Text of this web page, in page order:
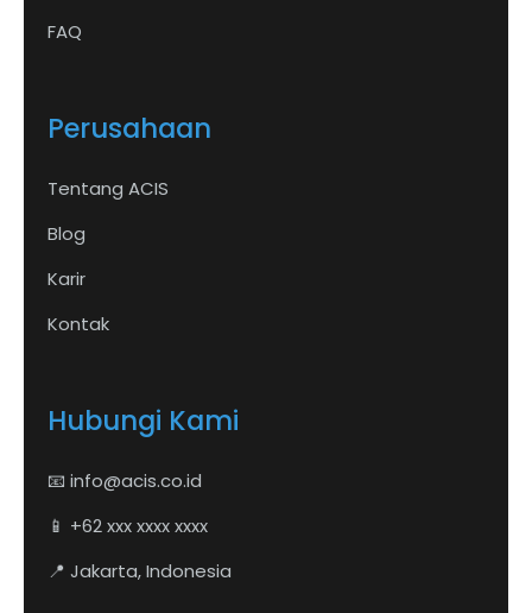
FAQ
Perusahaan
Tentang ACIS
Blog
Karir
Kontak
Hubungi Kami
📧 info@acis.co.id
📱 +62 xxx xxxx xxxx
📍 Jakarta, Indonesia